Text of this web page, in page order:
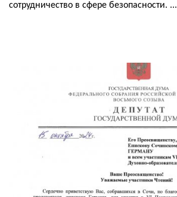
сотрудничество в сфере безопасности. ...